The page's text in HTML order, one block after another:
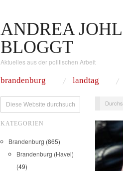
ANDREA
BLOGGT
Aktuelles aus der politischen Arbeit
brandenburg landtag
KATEGORIEN
Brandenburg (865)
Brandenburg (Havel)
(49)